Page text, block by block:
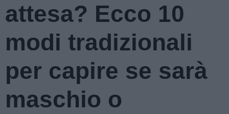
attesa? Ecco 10
modi tradizionali
per capire se sarà
maschio o